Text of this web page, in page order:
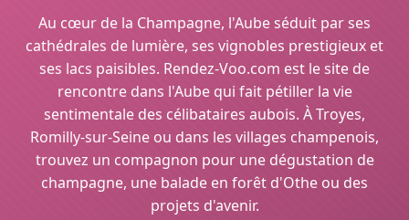
Au cœur de la Champagne, l'Aube séduit par ses
cathédrales de lumière, ses vignobles prestigieux et
ses lacs paisibles. Rendez-Voo.com est le site de
rencontre dans l'Aube qui fait pétiller la vie
sentimentale des célibataires aubois. À Troyes,
Romilly-sur-Seine ou dans les villages champenois,
trouvez un compagnon pour une dégustation de
champagne, une balade en forêt d'Othe ou des
projets d'avenir.